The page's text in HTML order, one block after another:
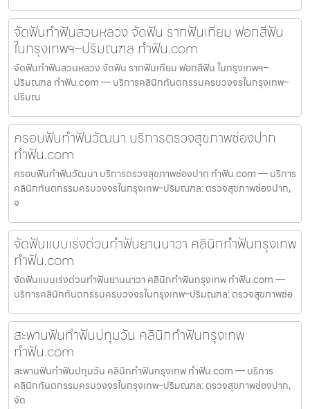
จัดฟันทำฟันสวนหลวง จัดฟัน รากฟันเทียม ฟอกสีฟัน
ในกรุงเทพฯ–ปริมณฑล ทำฟัน.com
จัดฟันทำฟันสวนหลวง จัดฟัน รากฟันเทียม ฟอกสีฟัน ในกรุงเทพฯ–
ปริมณฑล ทำฟัน.com — บริการคลินิกทันตกรรมครบวงจรในกรุงเทพ–
ปริมณ
ครอบฟันทำฟันวัฒนา บริการตรวจสุขภาพช่องปาก
ทำฟัน.com
ครอบฟันทำฟันวัฒนา บริการตรวจสุขภาพช่องปาก ทำฟัน.com — บริการ
คลินิกทันตกรรมครบวงจรในกรุงเทพ–ปริมณฑล: ตรวจสุขภาพช่องปาก,
จ
จัดฟันแบบเร่งด่วนทำฟันยานนาวา คลินิกทำฟันกรุงเทพ
ทำฟัน.com
จัดฟันแบบเร่งด่วนทำฟันยานนาวา คลินิกทำฟันกรุงเทพ ทำฟัน.com —
บริการคลินิกทันตกรรมครบวงจรในกรุงเทพ–ปริมณฑล: ตรวจสุขภาพช่อ
สะพานฟันทำฟันปทุมวัน คลินิกทำฟันกรุงเทพ
ทำฟัน.com
สะพานฟันทำฟันปทุมวัน คลินิกทำฟันกรุงเทพ ทำฟัน.com — บริการ
คลินิกทันตกรรมครบวงจรในกรุงเทพ–ปริมณฑล: ตรวจสุขภาพช่องปาก,
จัด